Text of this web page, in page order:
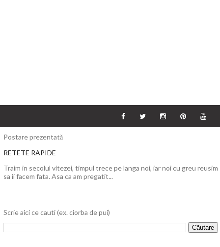
Postare prezentată
RETETE RAPIDE
Traim in secolul vitezei, timpul trece pe langa noi, iar noi cu greu reusim
sa ii facem fata. Asa ca am pregatit...
Scrie aici ce cauti (ex. ciorba de pui)